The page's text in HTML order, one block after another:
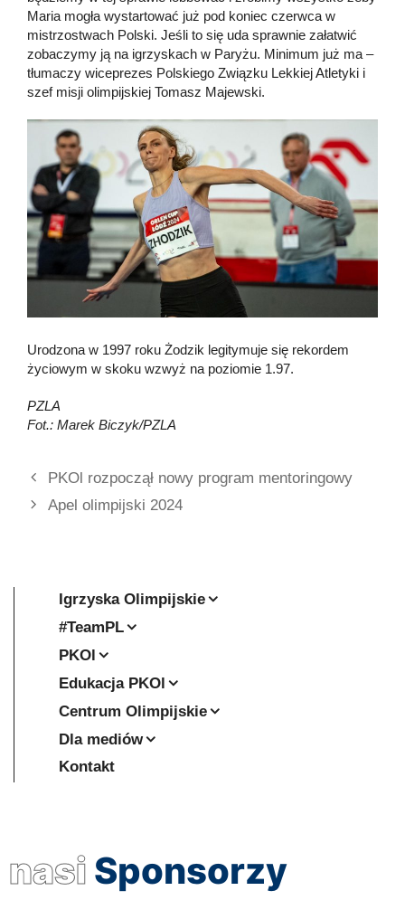
Maria mogła wystartować już pod koniec czerwca w
mistrzostwach Polski. Jeśli to się uda sprawnie załatwić
zobaczymy ją na igrzyskach w Paryżu. Minimum już ma –
tłumaczy wiceprezes Polskiego Związku Lekkiej Atletyki i
szef misji olimpijskiej Tomasz Majewski.
Urodzona w 1997 roku Żodzik legitymuje się rekordem
życiowym w skoku wzwyż na poziomie 1.97.
PZLA
Fot.: Marek Biczyk/PZLA
PKOl rozpoczął nowy program mentoringowy
Apel olimpijski 2024
Igrzyska Olimpijskie
#TeamPL
PKOl
Edukacja PKOl
Centrum Olimpijskie
Dla mediów
Kontakt
nasi Sponsorzy